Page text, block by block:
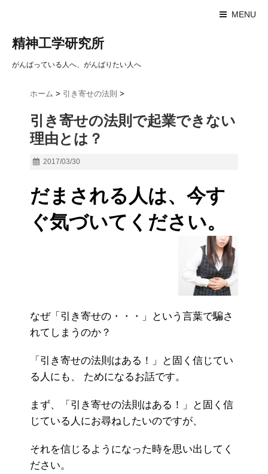
MENU
精神工学研究所
がんばっている人へ、がんばりたい人へ
ホーム > 引き寄せの法則 >
引き寄せの法則で起業できない
理由とは？
2017/03/30
だまされる人は、今す
ぐ気づいてください。
なぜ「引き寄せの・・・」という言葉で騙さ
れてしまうのか？
「引き寄せの法則はある！」と固く信じてい
る人にも、 ためになるお話です。
まず、「引き寄せの法則はある！」と固く信
じている人にお尋ねしたいのですが、
それを信じるようになった時を思い出してく
ださい。